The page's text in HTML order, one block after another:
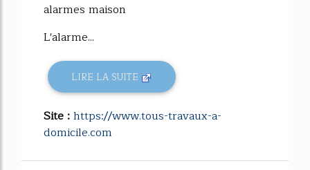
alarmes maison
L'alarme...
LIRE LA SUITE
Site :https://www.tous-travaux-a-
domicile.com